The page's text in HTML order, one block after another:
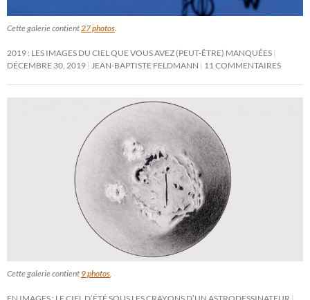
Cette galerie contient 27 photos
2019 : LES IMAGES DU CIEL QUE VOUS AVEZ (PEUT-ÊTRE) MANQUÉES
DÉCEMBRE 30, 2019
JEAN-BAPTISTE FELDMANN 11 COMMENTAIRES
Cette galerie contient 9 photos